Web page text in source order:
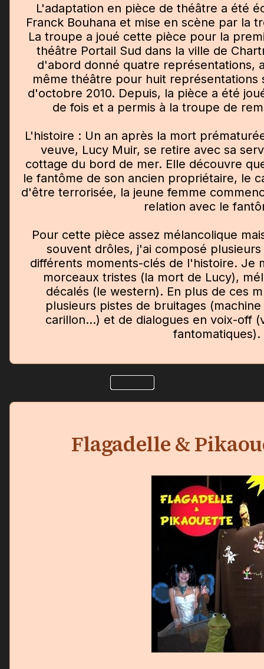
L'adaptation en pièce de théâtre a été
Franck Bouhana et mise en scène par la
La troupe a joué cette pièce pour la
théâtre Portail Sud dans la ville de
d'abord donné quatre représentations,
même théâtre pour huit représentations
d'octobre 2010. Depuis, la pièce a été
de fois et a permis à la troupe de
L'histoire : Un an après la mort
veuve, Lucy Muir, se retire avec sa
cottage du bord de mer. Elle découvre
le fantôme de son ancien propriétaire, le
d'être terrorisée, la jeune femme
relation avec le
Pour cette pièce assez mélancolique
souvent drôles, j'ai composé
différents moments-clés de l'histoire. Je
morceaux tristes (la mort de Lucy),
décalés (le western). En plus de ces
plusieurs pistes de bruitages
carillon...) et de dialogues en voix-off
fantomatiques).
Flagadelle &